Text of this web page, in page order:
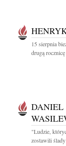
15 sierpnia
drugą
DANIEL
"Ludzie,
zostawili